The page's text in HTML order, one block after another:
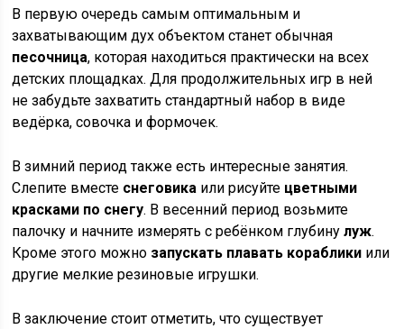
В первую очередь самым оптимальным и
захватывающим дух объектом станет обычная
песочница, которая находиться практически на всех
детских площадках. Для продолжительных игр в ней
не забудьте захватить стандартный набор в виде
ведёрка, совочка и формочек.
В зимний период также есть интересные занятия.
Слепите вместе снеговика или рисуйте цветными
красками по снегу. В весенний период возьмите
палочку и начните измерять с ребёнком глубинулуж.
Кроме этого можно запускать плавать кораблики или
другие мелкие резиновые игрушки.
В заключение стоит отметить, что существует